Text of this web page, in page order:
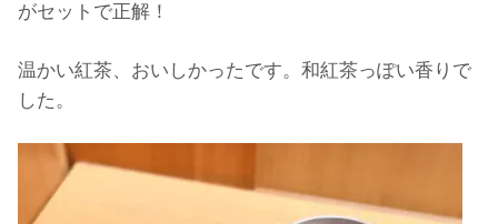
がセットで正解！
温かい紅茶、おいしかったです。和紅茶っぽい香りで
した。